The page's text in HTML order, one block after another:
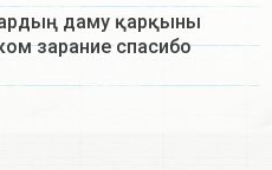
даму қарқыны
зарание спасибо